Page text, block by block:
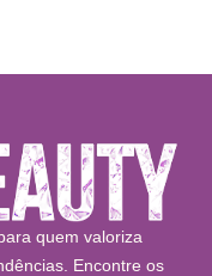
quem valoriza
Encontre os